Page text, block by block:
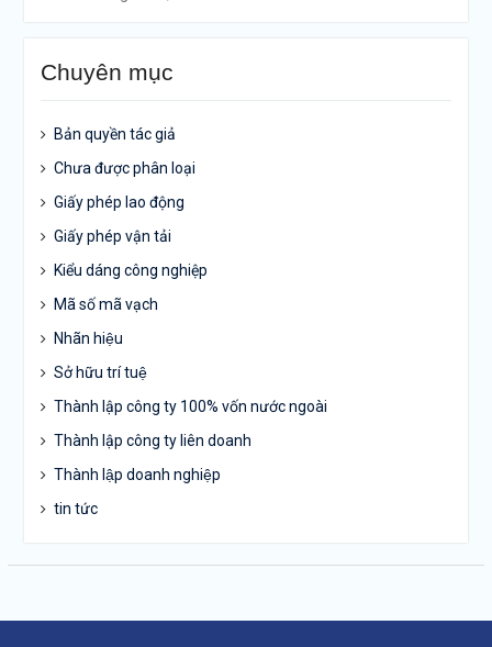
Chuyên mục
Bản quyền tác giả
Chưa được phân loại
Giấy phép lao động
Giấy phép vận tải
Kiểu dáng công nghiệp
Mã số mã vạch
Nhãn hiệu
Sở hữu trí tuệ
Thành lập công ty 100% vốn nước ngoài
Thành lập công ty liên doanh
Thành lập doanh nghiệp
tin tức